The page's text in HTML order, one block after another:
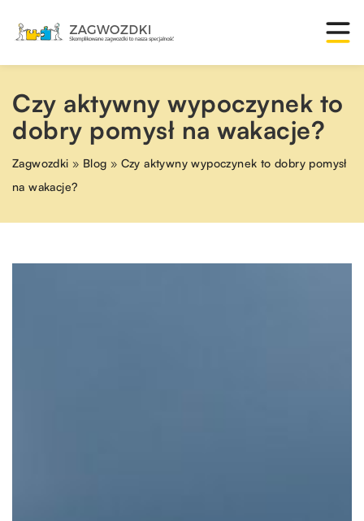
Czy aktywny wypoczynek to
dobry pomysł na wakacje?
Zagwozdki » Blog » Czy aktywny wypoczynek to dobry pomysł
na wakacje?